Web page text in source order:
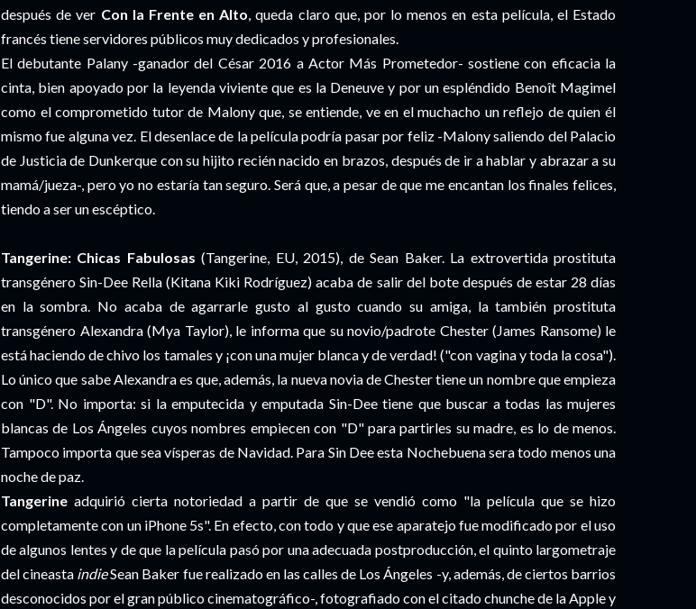
después de ver Con la Frente en Alto, queda claro que, por lo menos en esta película, el Estado
francés tiene servidores públicos muy dedicados y profesionales.
El debutante Palany -ganador del César 2016 a Actor Más Prometedor- sostiene con eficacia la
cinta, bien apoyado por la leyenda viviente que es la Deneuve y por un espléndido Benoît Magimel
como el comprometido tutor de Malony que, se entiende, ve en el muchacho un reflejo de quien él
mismo fue alguna vez. El desenlace de la película podría pasar por feliz -Malony saliendo del Palacio
de Justicia de Dunkerque con su hijito recién nacido en brazos, después de ir a hablar y abrazar a su
mamá/jueza-, pero yo no estaría tan seguro. Será que, a pesar de que me encantan los finales felices,
tiendo a ser un escéptico.
Tangerine: Chicas Fabulosas (Tangerine, EU, 2015), de Sean Baker. La extrovertida prostituta
transgénero Sin-Dee Rella (Kitana Kiki Rodríguez) acaba de salir del bote después de estar 28 días
en la sombra. No acaba de agarrarle gusto al gusto cuando su amiga, la también prostituta
transgénero Alexandra (Mya Taylor), le informa que su novio/padrote Chester (James Ransome) le
está haciendo de chivo los tamales y ¡con una mujer blanca y de verdad! ("con vagina y toda la cosa").
Lo único que sabe Alexandra es que, además, la nueva novia de Chester tiene un nombre que empieza
con "D". No importa: si la emputecida y emputada Sin-Dee tiene que buscar a todas las mujeres
blancas de Los Ángeles cuyos nombres empiecen con "D" para partirles su madre, es lo de menos.
Tampoco importa que sea vísperas de Navidad. Para Sin Dee esta Nochebuena sera todo menos una
noche de paz.
Tangerine adquirió cierta notoriedad a partir de que se vendió como "la película que se hizo
completamente con un iPhone 5s". En efecto, con todo y que ese aparatejo fue modificado por el uso
de algunos lentes y de que la película pasó por una adecuada postproducción, el quinto largometraje
del cineasta indieSean Baker fue realizado en las calles de Los Ángeles -y, además, de ciertos barrios
desconocidos por el gran público cinematográfico-, fotografiado con el citado chunche de la Apple y